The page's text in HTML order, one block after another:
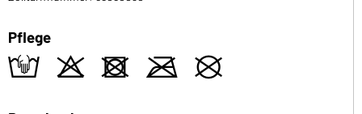
Pflege
t o d m U